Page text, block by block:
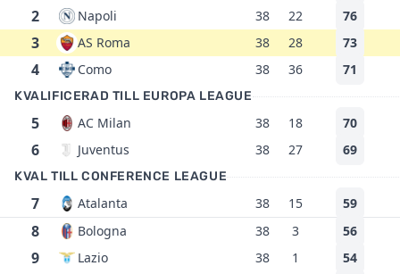
2 Napoli 38 22 76
3 AS Roma 38 28 73
4 Como 38 36 71
KVALIFICERAD TILL EUROPA LEAGUE
5 AC Milan 38 18 70
6 Juventus 38 27 69
KVAL TILL CONFERENCE LEAGUE
7 Atalanta 38 15 59
8 Bologna 38 3 56
9 Lazio 38 1 54